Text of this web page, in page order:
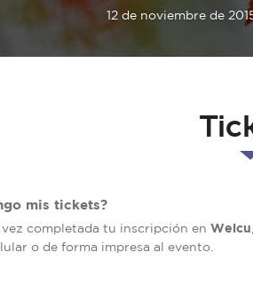
12 de noviembre de
mis tickets?
completada tu inscripción en Welcu
o de forma impresa al evento.